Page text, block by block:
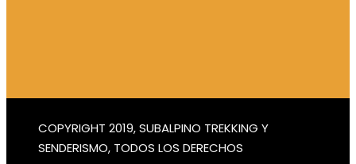
COPYRIGHT 2019, SUBALPINO TREKKING Y
SENDERISMO, TODOS LOS DERECHOS